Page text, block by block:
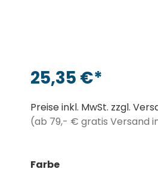
25,35 €*
Preise inkl. MwSt. zzgl.
(ab 79,- € gratis Versand
Farbe